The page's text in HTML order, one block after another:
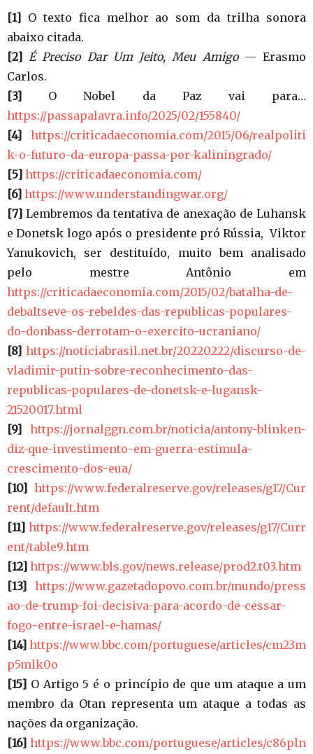
[1] O texto fica melhor ao som da trilha sonora
abaixo citada.
[2] É Preciso Dar Um Jeito, Meu Amigo— Erasmo
Carlos.
[3] O Nobel da Paz vai para…
https://passapalavra.info/2025/02/155840/
[4]
https://criticadaeconomia.com/2015/06/realpoliti
k-o-futuro-da-europa-passa-por-kaliningrado/
[5] https://criticadaeconomia.com/
[6] https://www.understandingwar.org/
[7] Lembremos da tentativa de anexação de Luhansk
e Donetsk logo após o presidente pró Rússia, Viktor
Yanukovich, ser destituído, muito bem analisado
pelo mestre Antônio em
https://criticadaeconomia.com/2015/02/batalha-de-
debaltseve-os-rebeldes-das-republicas-populares-
do-donbass-derrotam-o-exercito-ucraniano/
[8] https://noticiabrasil.net.br/20220222/discurso-de-
vladimir-putin-sobre-reconhecimento-das-
republicas-populares-de-donetsk-e-lugansk-
21520017.html
[9] https://jornalggn.com.br/noticia/antony-blinken-
diz-que-investimento-em-guerra-estimula-
crescimento-dos-eua/
[10] https://www.federalreserve.gov/releases/g17/Cur
rent/default.htm
[11] https://www.federalreserve.gov/releases/g17/Curr
ent/table9.htm
[12] https://www.bls.gov/news.release/prod2.t03.htm
[13] https://www.gazetadopovo.com.br/mundo/press
ao-de-trump-foi-decisiva-para-acordo-de-cessar-
fogo-entre-israel-e-hamas/
[14] https://www.bbc.com/portuguese/articles/cm23m
p5mlk0o
[15] O Artigo 5 é o princípio de que um ataque a um
membro da Otan representa um ataque a todas as
nações da organização.
[16] https://www.bbc.com/portuguese/articles/c86pln